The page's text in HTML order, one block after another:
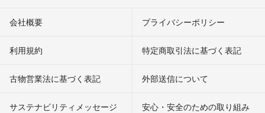
会社概要 プライバシーポリシー
利用規約 特定商取引法に基づく表記
古物営業法に基づく表記 外部送信について
サステナビリティメッセージ 安心・安全のための取り組み